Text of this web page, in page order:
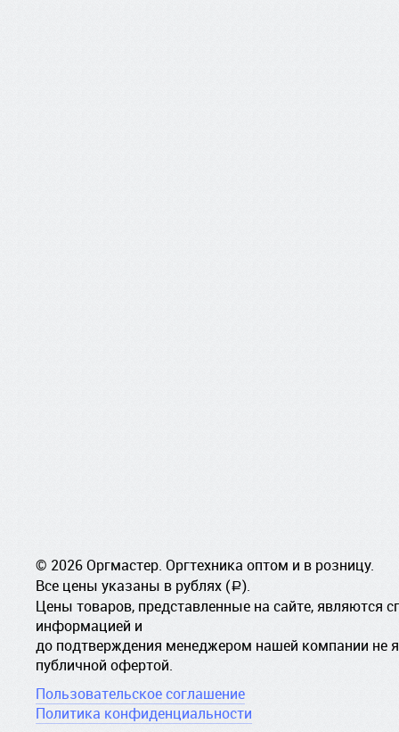
© 2026 Оргмастер. Оргтехника оптом и в розницу.
Все цены указаны в рублях (a).
Цены товаров, представленные на сайте, являются
информацией и
до подтверждения менеджером нашей компании не
публичной офертой.
Пользовательское соглашение
Политика конфиденциальности